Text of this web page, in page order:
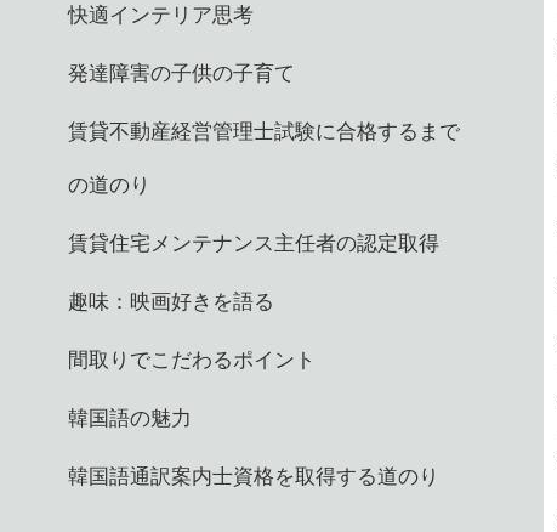
快適インテリア思考
発達障害の子供の子育て
賃貸不動産経営管理士試験に合格するまで
の道のり
賃貸住宅メンテナンス主任者の認定取得
趣味：映画好きを語る
間取りでこだわるポイント
韓国語の魅力
韓国語通訳案内士資格を取得する道のり